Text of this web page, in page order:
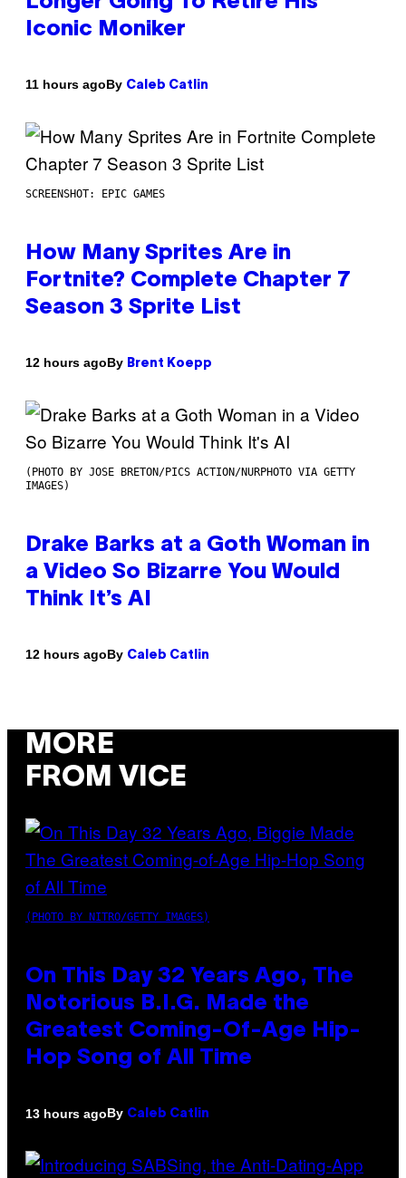
Iconic Moniker
11 hours agoBy Caleb Catlin
SCREENSHOT: EPIC GAMES
How Many Sprites Are in
Fortnite? Complete Chapter 7
Season 3 Sprite List
12 hours agoBy Brent Koepp
(PHOTO BY JOSE BRETON/PICS ACTION/NURPHOTO VIA GETTY
IMAGES)
Drake Barks at a Goth Woman in
a Video So Bizarre You Would
Think It’s AI
12 hours agoBy Caleb Catlin
MORE
FROM VICE
(PHOTO BY NITRO/GETTY IMAGES)
On This Day 32 Years Ago, The
Notorious B.I.G. Made the
Greatest Coming-Of-Age Hip-
Hop Song of All Time
13 hours agoBy Caleb Catlin